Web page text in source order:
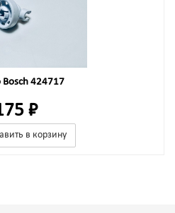
Bosch 424717
₽
в корзину